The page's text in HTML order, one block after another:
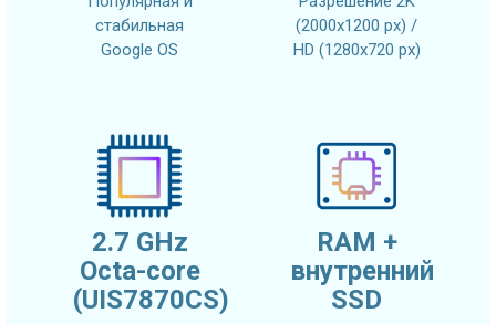
стабильная
Google OS
(2000x1200 px) /
HD (1280x720 px)
2.7 GHz
Octa-core
(UIS7870CS)
RAM +
внутренний
SSD